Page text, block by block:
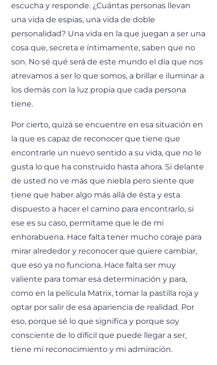
escucha y responde. ¿Cuántas personas llevan
una vida de espías, una vida de doble
personalidad? Una vida en la que juegan a ser una
cosa que, secreta e íntimamente, saben que no
son. No sé qué será de este mundo el día que nos
atrevamos a ser lo que somos, a brillar e iluminar a
los demás con la luz propia que cada persona
tiene.
Por cierto, quizá se encuentre en esa situación en
la que es capaz de reconocer que tiene que
encontrarle un nuevo sentido a su vida, que no le
gusta lo que ha construido hasta ahora. Si delante
de usted no ve más que niebla pero siente que
tiene que haber algo más allá de ésta y esta
dispuesto a hacer el camino para encontrarlo, si
ese es su caso, permítame que le de mi
enhorabuena. Hace falta tener mucho coraje para
mirar alrededor y reconocer que quiere cambiar,
que eso ya no funciona. Hace falta ser muy
valiente para tomar esa determinación y para,
como en la película Matrix, tomar la pastilla roja y
optar por salir de esa apariencia de realidad. Por
eso, porque sé lo que significa y porque soy
consciente de lo difícil que puede llegar a ser,
tiene mi reconocimiento y mi admiración.